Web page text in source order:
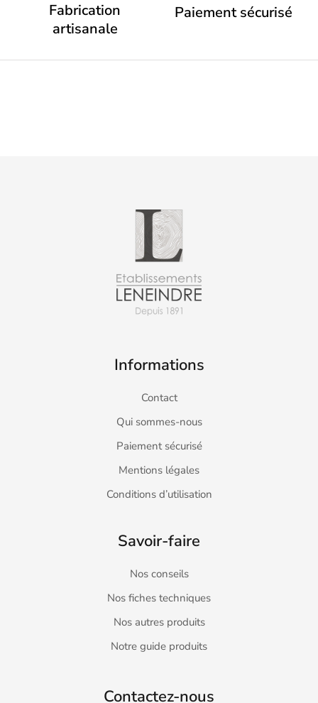
Fabrication
artisanale
Paiement sécurisé
Informations
Contact
Qui sommes-nous
Paiement sécurisé
Mentions légales
Conditions d’utilisation
Savoir-faire
Nos conseils
Nos fiches techniques
Nos autres produits
Notre guide produits
Contactez-nous